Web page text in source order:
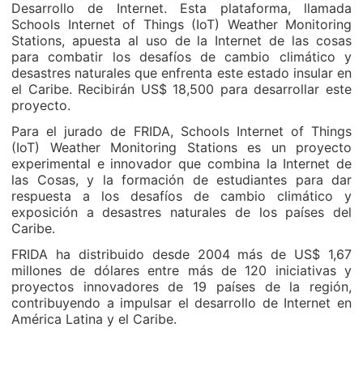
Desarrollo de Internet. Esta plataforma, llamada
Schools Internet of Things (IoT) Weather Monitoring
Stations, apuesta al uso de la Internet de las cosas
para combatir los desafíos de cambio climático y
desastres naturales que enfrenta este estado insular en
el Caribe. Recibirán US$ 18,500 para desarrollar este
proyecto.
Para el jurado de FRIDA, Schools Internet of Things
(IoT) Weather Monitoring Stations es un proyecto
experimental e innovador que combina la Internet de
las Cosas, y la formación de estudiantes para dar
respuesta a los desafíos de cambio climático y
exposición a desastres naturales de los países del
Caribe.
FRIDA ha distribuido desde 2004 más de US$ 1,67
millones de dólares entre más de 120 iniciativas y
proyectos innovadores de 19 países de la región,
contribuyendo a impulsar el desarrollo de Internet en
América Latina y el Caribe.